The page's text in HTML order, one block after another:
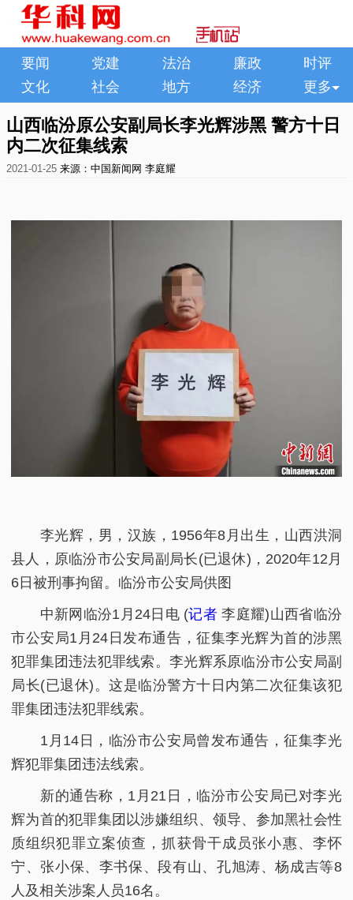
要闻 党建 法治 廉政
时评
文化
社会 地方 经济 更多
山西临汾原公安副局长李光辉涉黑 警方十日
内二次征集线索
2021-01-25 来源：中国新闻网 李庭耀
李光辉，男，汉族，1956年8月出生，山西洪洞
县人，原临汾市公安局副局长(已退休)，2020年12月
6日被刑事拘留。临汾市公安局供图
中新网临汾1月24日电 (记者 李庭耀)山西省临汾
市公安局1月24日发布通告，征集李光辉为首的涉黑
犯罪集团违法犯罪线索。李光辉系原临汾市公安局副
局长(已退休)。这是临汾警方十日内第二次征集该犯
罪集团违法犯罪线索。
1月14日，临汾市公安局曾发布通告，征集李光
辉犯罪集团违法线索。
新的通告称，1月21日，临汾市公安局已对李光
辉为首的犯罪集团以涉嫌组织、领导、参加黑社会性
质组织犯罪立案侦查，抓获骨干成员张小惠、李怀
宁、张小保、李书保、段有山、孔旭涛、杨成吉等8
人及相关涉案人员16名。